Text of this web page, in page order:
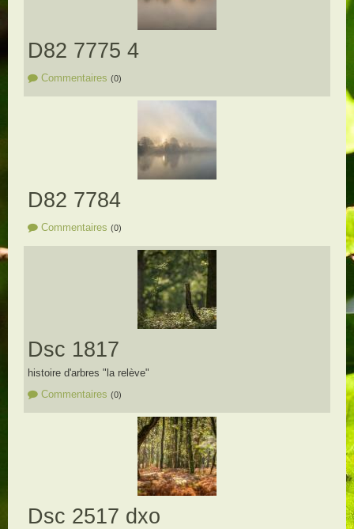
D82 7775 4
Commentaires (0)
D82 7784
Commentaires (0)
Dsc 1817
histoire d'arbres "la relève"
Commentaires (0)
Dsc 2517 dxo